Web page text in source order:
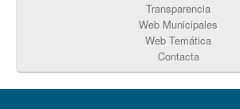
Transparencia
Web Municipales
Web Temática
Contacta